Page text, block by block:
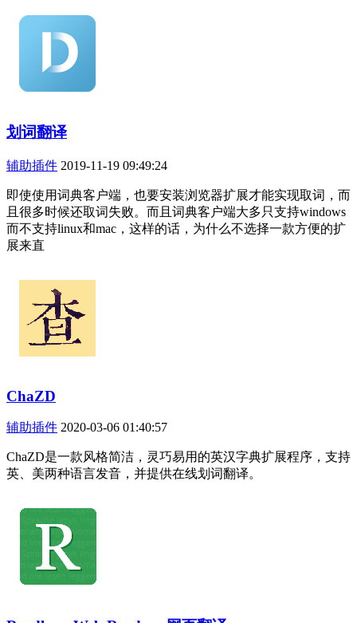
划词翻译
辅助插件 2019-11-19 09:49:24
即使使用词典客户端，也要安装浏览器扩展才能实现取词，而
且很多时候还取词失败。而且词典客户端大多只支持windows
而不支持linux和mac，这样的话，为什么不选择一款方便的扩
展来直
ChaZD
辅助插件 2020-03-06 01:40:57
ChaZD是一款风格简洁，灵巧易用的英汉字典扩展程序，支持
英、美两种语言发音，并提供在线划词翻译。